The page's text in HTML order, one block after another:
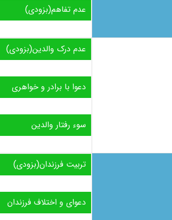
عدم تفاهم(بزودی)
عدم درک والدین(بزودی)
دعوا با برادر و خواهری
سوء رفتار والدین
تربیت فرزندان(بزودی)
دعوای و اختلاف فرزندان